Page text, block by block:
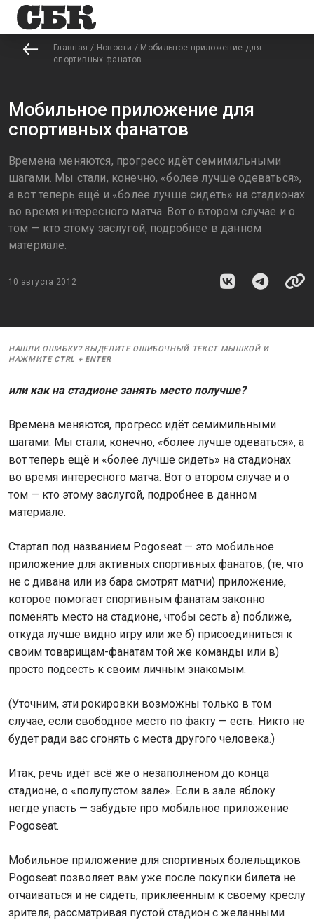
Главная / Новости / Мобильное приложение для
спортивных фанатов
Мобильное приложение для
спортивных фанатов
Времена меняются, прогресс идёт семимильными
шагами. Мы стали, конечно, «более лучше одеваться»,
а вот теперь ещё и «более лучше сидеть» на стадионах
во время интересного матча. Вот о втором случае и о
том — кто этому заслугой, подробнее в данном
материале.
10 августа 2012
НАШЛИ ОШИБКУ? ВЫДЕЛИТЕ ОШИБОЧНЫЙ ТЕКСТ МЫШКОЙ И
НАЖМИТЕ CTRL + ENTER
или как на стадионе занять место получше?
Времена меняются, прогресс идёт семимильными
шагами. Мы стали, конечно, «более лучше одеваться», а
вот теперь ещё и «более лучше сидеть» на стадионах
во время интересного матча. Вот о втором случае и о
том — кто этому заслугой, подробнее в данном
материале.
Стартап под названием Pogoseat — это мобильное
приложение для активных спортивных фанатов, (те, что
не с дивана или из бара смотрят матчи) приложение,
которое помогает спортивным фанатам законно
поменять место на стадионе, чтобы сесть а) поближе,
откуда лучше видно игру или же б) присоединиться к
своим товарищам-фанатам той же команды или в)
просто подсесть к своим личным знакомым.
(Уточним, эти рокировки возможны только в том
случае, если свободное место по факту — есть. Никто не
будет ради вас сгонять с места другого человека.)
Итак, речь идёт всё же о незаполненом до конца
стадионе, о «полупустом зале». Если в зале яблоку
негде упасть — забудьте про мобильное приложение
Pogoseat.
Мобильное приложение для спортивных болельщиков
Pogoseat позволяет вам уже после покупки билета не
отчаиваться и не сидеть, приклеенным к своему креслу
зрителя, рассматривая пустой стадион с желанными